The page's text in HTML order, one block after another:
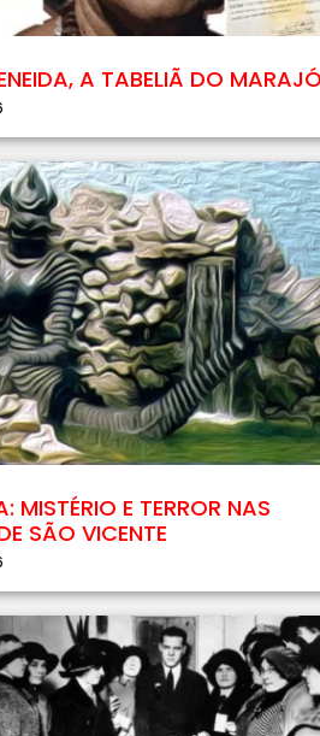
A TABELIÃ DO
MISTÉRIO E TERROR NAS
SÃO VICENTE